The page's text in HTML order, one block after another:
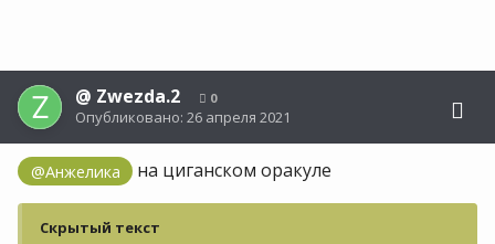
@ Zwezda.2 0
Опубликовано: 26 апреля 2021
@Анжелика на циганском оракуле
Скрытый текст